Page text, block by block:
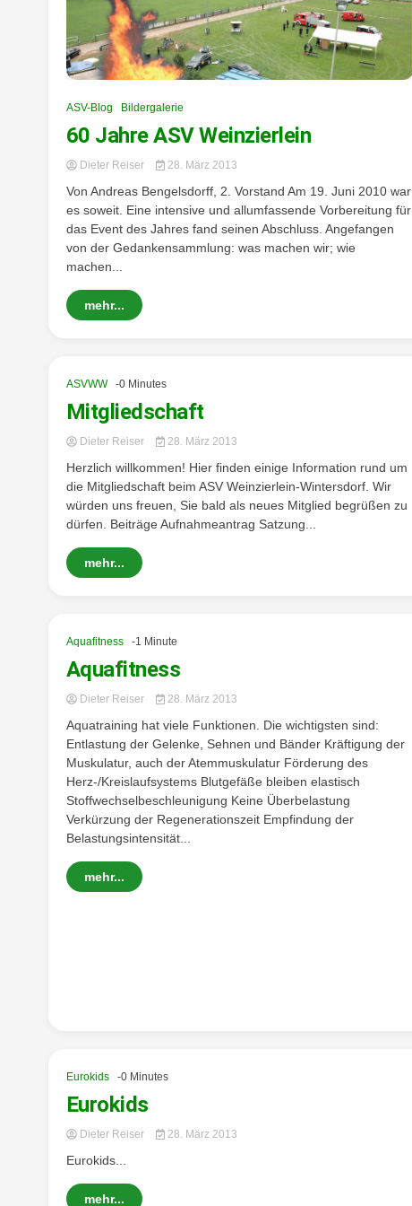
ASV-Blog Bildergalerie
60 Jahre ASV Weinzierlein
Dieter Reiser 28. März 2013
Von Andreas Bengelsdorff, 2. Vorstand Am 19. Juni 2010 war
es soweit. Eine intensive und allumfassende Vorbereitung für
das Event des Jahres fand seinen Abschluss. Angefangen
von der Gedankensammlung: was machen wir; wie
machen...
mehr...
ASVWW -0 Minutes
Mitgliedschaft
Dieter Reiser 28. März 2013
Herzlich willkommen! Hier finden einige Information rund um
die Mitgliedschaft beim ASV Weinzierlein-Wintersdorf. Wir
würden uns freuen, Sie bald als neues Mitglied begrüßen zu
dürfen. Beiträge Aufnahmeantrag Satzung...
mehr...
Aquafitness -1 Minute
Aquafitness
Dieter Reiser 28. März 2013
Aquatraining hat viele Funktionen. Die wichtigsten sind:
Entlastung der Gelenke, Sehnen und Bänder Kräftigung der
Muskulatur, auch der Atemmuskulatur Förderung des
Herz-/Kreislaufsystems Blutgefäße bleiben elastisch
Stoffwechselbeschleunigung Keine Überbelastung
Verkürzung der Regenerationszeit Empfindung der
Belastungsintensität...
mehr...
Eurokids -0 Minutes
Eurokids
Dieter Reiser 28. März 2013
Eurokids...
mehr...